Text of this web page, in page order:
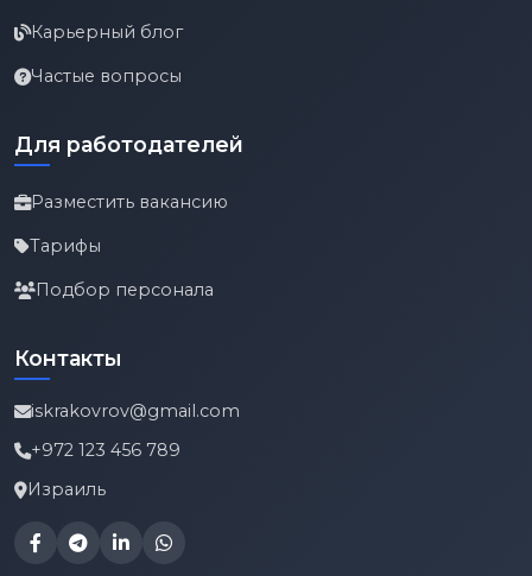
Карьерный блог
Частые вопросы
Для работодателей
Разместить вакансию
Тарифы
Подбор персонала
Контакты
iskrakovrov@gmail.com
+972 123 456 789
Израиль